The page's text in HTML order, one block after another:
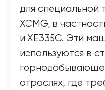
для специальной
XCMG, в
и XE335C. Эти
используются в
отраслях, где